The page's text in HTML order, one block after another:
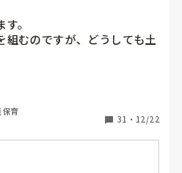
。
組むのですが、どうしても土
いつも苦労しています。
勤務が始まると一日も土曜
制限をかける
のできる日を1日だけピッ
育
31 ・ 12/22